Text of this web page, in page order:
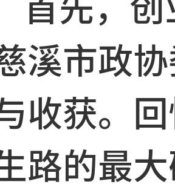
钢书记主
首先，创
慈溪市政